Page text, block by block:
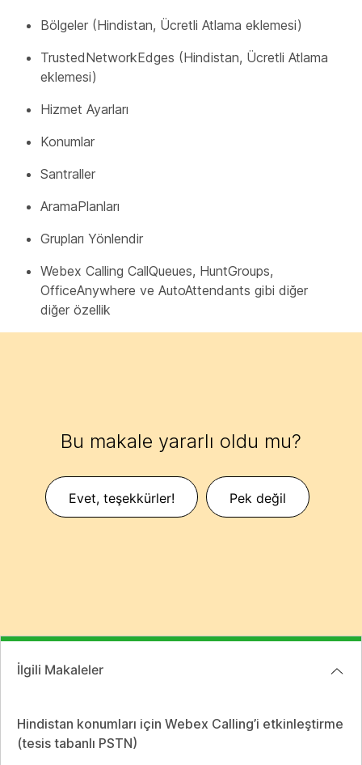
Bölgeler (Hindistan, Ücretli Atlama eklemesi)
TrustedNetworkEdges (Hindistan, Ücretli Atlama
eklemesi)
Hizmet Ayarları
Konumlar
Santraller
AramaPlanları
Grupları Yönlendir
Webex Calling CallQueues, HuntGroups,
OfficeAnywhere ve AutoAttendants gibi diğer
diğer özellik
Bu makale yararlı oldu mu?
Evet, teşekkürler! Pek değil
İlgili Makaleler
Hindistan konumları için Webex Calling’i etkinleştirme
(tesis tabanlı PSTN)